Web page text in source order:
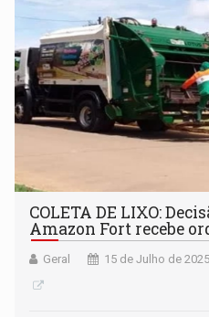
COLETA DE LIXO:
Amazon Fort recebe
Geral 15 de Julho de